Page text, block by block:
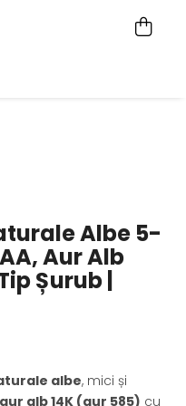
Albe 5-
Aur Alb
Șurub |
albe, mici și
aur alb 14K (aur 585) cu